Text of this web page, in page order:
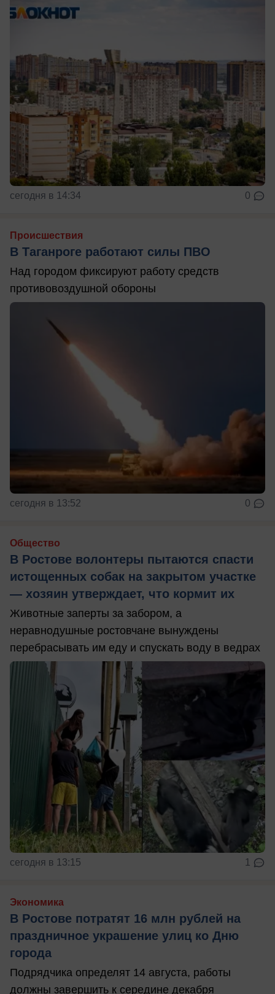
сегодня в 14:34 0
Происшествия
В Таганроге работают силы ПВО
Над городом фиксируют работу средств
противовоздушной обороны
сегодня в 13:52 0
Общество
В Ростове волонтеры пытаются спасти
истощенных собак на закрытом участке
— хозяин утверждает, что кормит их
Животные заперты за забором, а
неравнодушные ростовчане вынуждены
перебрасывать им еду и спускать воду в ведрах
сегодня в 13:15 1
Экономика
В Ростове потратят 16 млн рублей на
праздничное украшение улиц ко Дню
города
Подрядчика определят 14 августа, работы
должны завершить к середине декабря